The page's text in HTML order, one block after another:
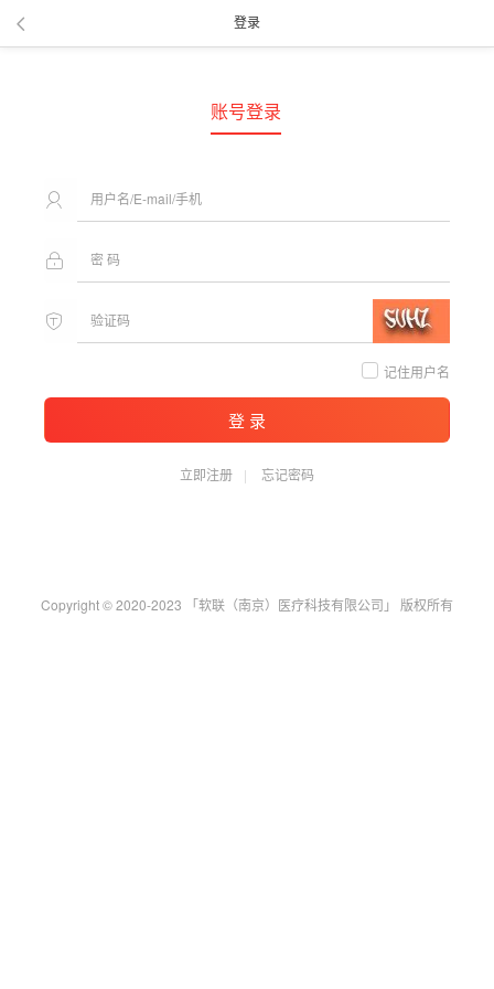
登录
账号登录
记住用户名
登 录
立即注册 忘记密码
Copyright © 2020-2023 「软联（南京）医疗科技有限公司」 版权所有